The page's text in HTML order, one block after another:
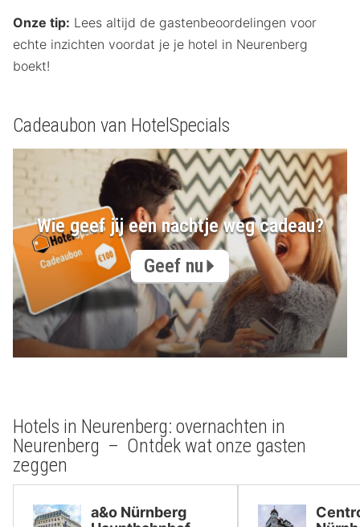
Onze tip: Lees altijd de gastenbeoordelingen voor
echte inzichten voordat je je hotel in Neurenberg
boekt!
Cadeaubon van HotelSpecials
Wie geef jij een nachtje weg cadeau?
Geef nu
Hotels in Neurenberg: overnachten in
Neurenberg – Ontdek wat onze gasten
zeggen
a&o Nürnberg